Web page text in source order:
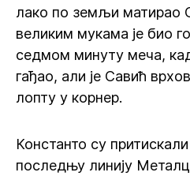
лако по земљи матирао
великим мукама је био
седмом минуту меча,
гађао, али је Савић
лопту у корнер.
Константо су
последњу линију